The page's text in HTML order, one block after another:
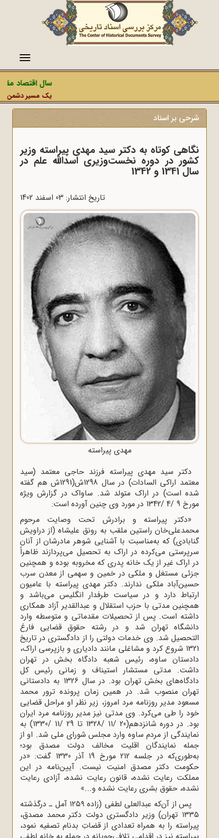
منو
سال اقتصاد
یک مسیر دشمن،
شرحی بر اسناد
نگاهی کوتاه به دکتر سید مهدی پیراسته وزیر
کشور در دوره نخست‌وزیری اسدالله علم در
سال 1341 و 1342
تاریخ انتشار: 03 اسفند 1402
مهدی پیراسته
دکتر سید مهدی پیراسته فرزند حاجی معتمد (سید
معتمد اراکى السادات) در سال 1298ش(1291ش هم گفته
شده است) در اراک متولد شد. ساواک در گزارش ویژه
مورخ 9 /4 /1342 در مورد وی چنین آورده است:
«دکتر پیراسته و برادرش تحت وصایت مرحوم
محمدعلی‌خان راستین ملقب به رونق‌ علیشاه (از دراویش
گنابادى) که به‌مناسبت با آشنایى شوهر مادرشان از آنان
سرپرستى مى‌کرده در اراک به تحصیل مى‌پردازند ظاهراً
در اراک غیر از یک خانه پدرى که مخروبه بوده و همچنین
جزئى مستغل و ملکى در خمین و سهمى از معدن سرب
حسین‌آباد ملکى ندارند. دکتر مهدى پیراسته با عامیون
ارتباط دارد و در سیاست طرفدار انگلیس مى‌باشد و
همچنین مدتى با حزب استقلال و عبدالقدیر آزاد همکارى
داشته است. پس از تحصیلات مقدماتی و متوسطه وارد
دانشگاه تهران شد و در رشته حقوق قضایی فارغ
التحصیل شد. وی خدمات دولتی را از دادگستری در تاریخ
1321 شروع کرد و مشاغلی مانند دادیاری و بازپرسی اراک،
دادستان ساوه، رئیس شعبه دادگاه بخش در تهران
داشت. مدتی مستشار استیناف و زمانی رئیس کل
دادگاه‌های بخش تهران بود. در سال 1326 به دادستانی
تهران منصوب شد. در همین زمان پرونده ترور محمد
مسعود مدیر روزنامه مرد امروز، زیر نظر او مراحل قضایی
خود را طی می‌کرد. وی مدتی نیز مدیر روزنامه مرد ایران
بود. در دوره شانزدهم(20 /11 /1328 تا 29 /11 /1330) به
نمایندگی از مردم ساوه وارد مجلس شورای ملی شد. او از
جمله نمایندگان اقلیت مخالف دولت مصدق بود؛
به‌طوری‌که در جلسه 212 مورخ 19 آذر 1330 گفت: «در
حکومت دکتر مصدق امنیت نیست. آیین‌نامه در این
مملکت رعایت نشده، قانون رعایت نشده، آزادی رعایت
نشده، حقوق بشری رعایت نشده و...»
پس از آن‌که عبدالعلی لطفی (زاده ۱۲۵۹ آمل ـ درگذشته
۱۳۳۵ تهران) وزیر دادگستری دولت دکتر محمد مصدق،
پیراسته را به همراه تعدادی از قضاتِ بدنام تصفیه نمود،